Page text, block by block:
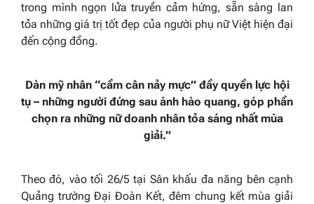
trong mình ngọn lửa truyền cảm hứng, sẵn sàng lan
tỏa những giá trị tốt đẹp của người phụ nữ Việt hiện đại
đến cộng đồng.
Dàn mỹ nhân “cầm cân nảy mực” đầy quyền lực hội
tụ – những người đứng sau ánh hào quang, góp phần
chọn ra những nữ doanh nhân tỏa sáng nhất mùa
giải.”
Theo đó, vào tối 26/5 tại Sân khấu đa năng bên cạnh
Quảng trường Đại Đoàn Kết, đêm chung kết mùa giải